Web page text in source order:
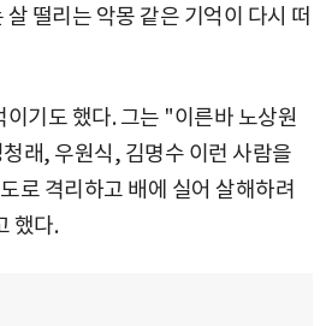
떨리는 악몽 같은 기억이 다시 떠
이기도 했다. 그는 "이른바 노상원
래, 우원식, 김명수 이런 사람을
로 격리하고 배에 실어 살해하려
했다.